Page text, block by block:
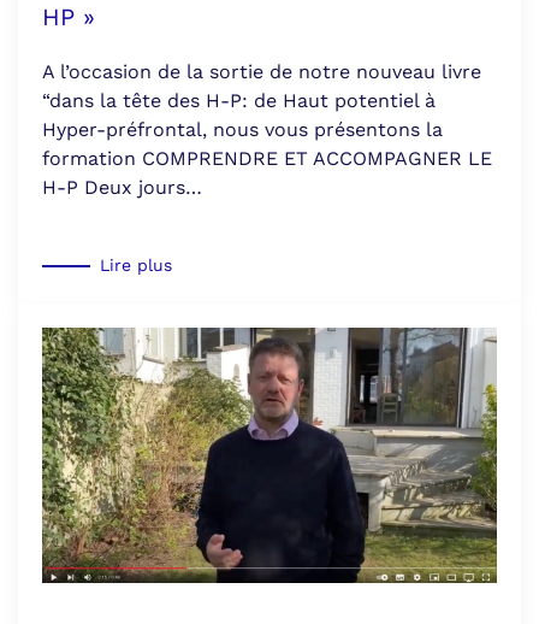
HP »
A l’occasion de la sortie de notre nouveau livre
“dans la tête des H-P: de Haut potentiel à
Hyper-préfrontal, nous vous présentons la
formation COMPRENDRE ET ACCOMPAGNER LE
H-P Deux jours…
Lire plus